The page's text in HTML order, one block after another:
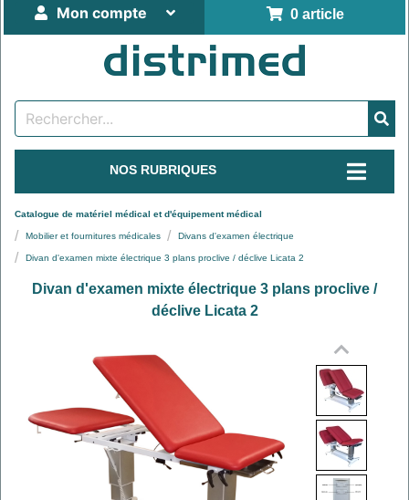
0 article
Mon compte
NOS RUBRIQUES
Catalogue de matériel médical et d'équipement médical
Mobilier et fournitures médicales Divans d'examen électrique
Divan d'examen mixte électrique 3 plans proclive / déclive Licata 2
Divan d'examen mixte électrique 3 plans proclive /
déclive Licata 2